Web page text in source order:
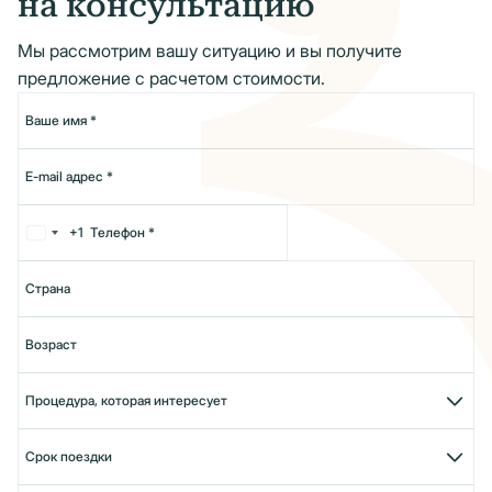
Мы рассмотрим вашу ситуацию и вы получите
предложение с расчетом стоимости.
+1